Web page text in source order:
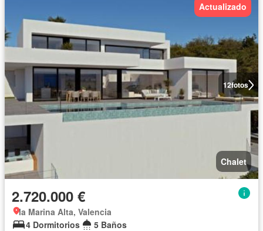
12fotos
Actualizado
Chalet
2.720.000 €
la Marina Alta, Valencia
4 Dormitorios
5 Baños